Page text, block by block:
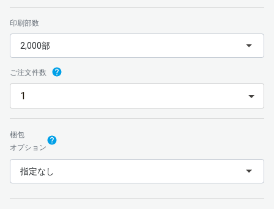
印刷部数
2,000部
ご注文件数
梱包
オプション
指定なし